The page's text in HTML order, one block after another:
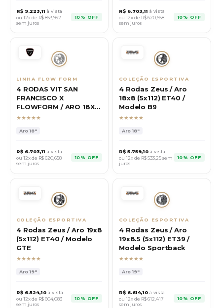
R$ 9.223,11 à vista
ou 12x de R$853,992
sem juros
10% OFF
R$ 6.703,11 à vista
ou 12x de R$620,658
sem juros
10% OFF
LINHA FLOW FORM
4 RODAS VIT SAN
FRANCISCO X
FLOWFORM / ARO 18X8
(5X112) ET42
★★★★★
Aro18"
R$ 6.703,11 à vista
ou 12x de R$620,658
sem juros
10% OFF
COLEÇÃO ESPORTIVA
4 Rodas Zeus / Aro
18x8 (5x112) ET40 /
Modelo B9
★★★★★
Aro18"
R$ 5.759,10 à vista
ou 12x de R$533,25sem
juros
10% OFF
COLEÇÃO ESPORTIVA
4 Rodas Zeus / Aro 19x8
(5x112) ET40 / Modelo
GTE
★★★★★
Aro19"
R$ 6.524,10 à vista
ou 12x de R$604,083
sem juros
10% OFF
COLEÇÃO ESPORTIVA
4 Rodas Zeus / Aro
19x8.5 (5x112) ET39 /
Modelo Sportback
★★★★★
Aro19"
R$ 6.614,10 à vista
ou 12x de R$612,417
sem juros
10% OFF